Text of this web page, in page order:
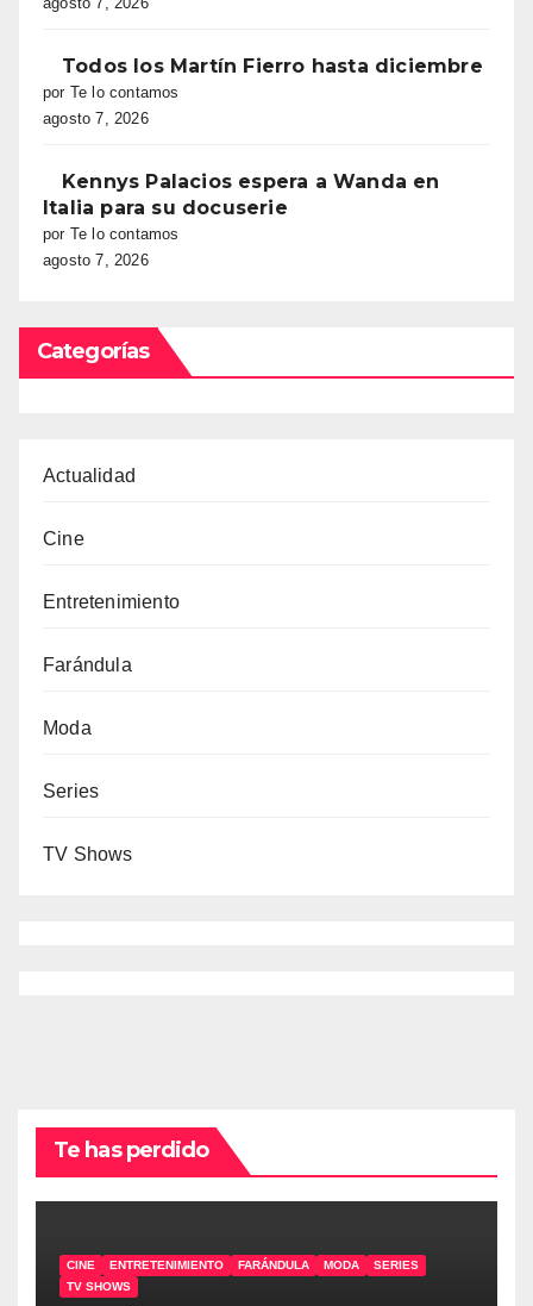
Todos los Martín Fierro hasta diciembre
por Te lo contamos
agosto 7, 2026
Kennys Palacios espera a Wanda en
Italia para su docuserie
por Te lo contamos
agosto 7, 2026
Categorías
Actualidad
Cine
Entretenimiento
Farándula
Moda
Series
TV Shows
Te has perdido
CINE ENTRETENIMIENTO FARÁNDULA MODA
SERIES
TV SHOWS